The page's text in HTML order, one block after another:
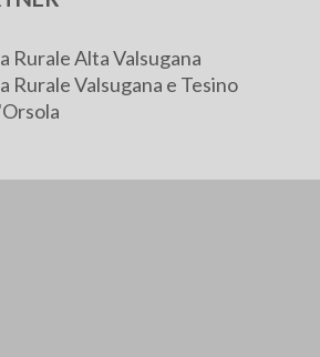
Rurale Alta Valsugana
Rurale Valsugana e Tesino